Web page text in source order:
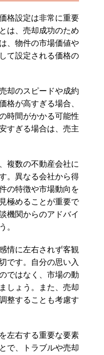
格設定は非常に重要
は、売却成功のため
、物件の市場価値や
て設定される価格の
却のスピードや成約
格が高すぎる場合、
時間がかかる可能性
すぎる場合は、売主
複数の不動産会社に
。異なる会社から得
の特徴や市場動向を
極めることが重要で
機関からのアドバイ
。
情に左右されず客観
です。自分の思い入
ではなく、市場の動
しょう。また、売却
整することも考慮す
左右する重要な要素
で、トラブルや売却